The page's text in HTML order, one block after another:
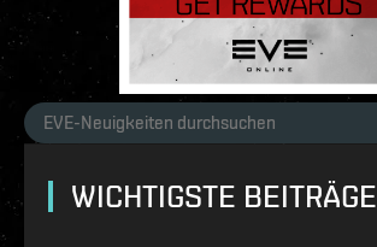
WICHTIGSTE BEITRÄGE